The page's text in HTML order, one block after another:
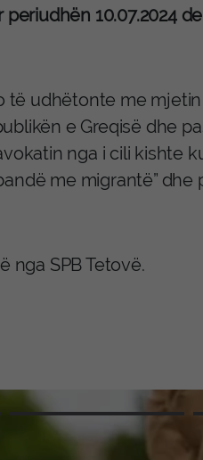
10.07.2024
të udhëtonte me
e Greqisë dhe
nga i cili kishte
me migrantë” dhe
nga SPB Tetovë.